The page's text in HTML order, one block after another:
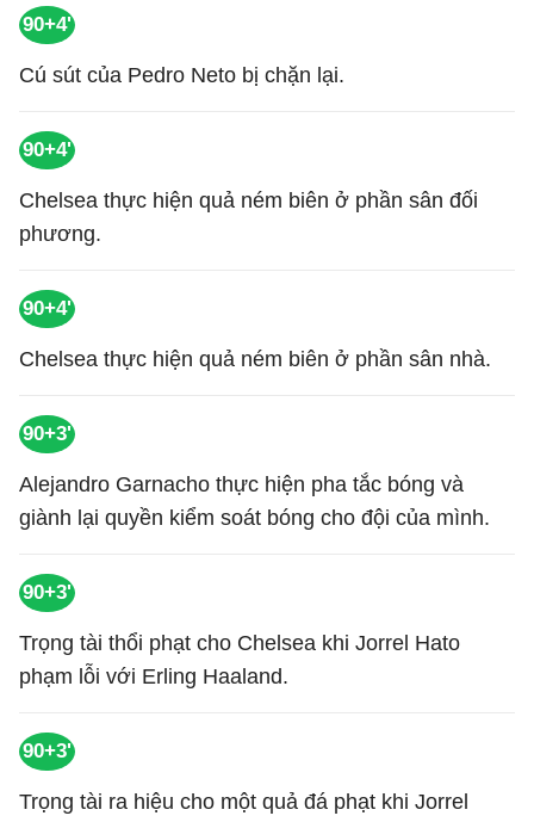
90+4'
Cú sút của Pedro Neto bị chặn lại.
90+4'
Chelsea thực hiện quả ném biên ở phần sân đối
phương.
90+4'
Chelsea thực hiện quả ném biên ở phần sân nhà.
90+3'
Alejandro Garnacho thực hiện pha tắc bóng và
giành lại quyền kiểm soát bóng cho đội của mình.
90+3'
Trọng tài thổi phạt cho Chelsea khi Jorrel Hato
phạm lỗi với Erling Haaland.
90+3'
Trọng tài ra hiệu cho một quả đá phạt khi Jorrel